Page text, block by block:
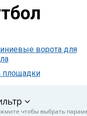
ворота для
площадки
чтобы выбрать